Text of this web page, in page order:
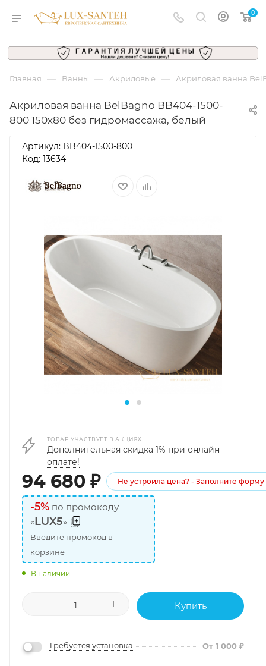
0
Главная — Ванны — Акриловые — Акриловая ванна
Акриловая ванна BelBagno BB404-1500-
800 150х80 без гидромассажа, белый
Артикул: BB404-1500-800
Код: 13634
ТОВАР УЧАСТВУЕТ В АКЦИЯХ
Дополнительная скидка 1% при онлайн-
оплате!
94 680 ₽ Не устроила цена? - Заполните форму
-5% по промокоду
«LUX5»
Введите промокод в
корзине
В наличии
Купить
Требуется установка От 1 000 ₽